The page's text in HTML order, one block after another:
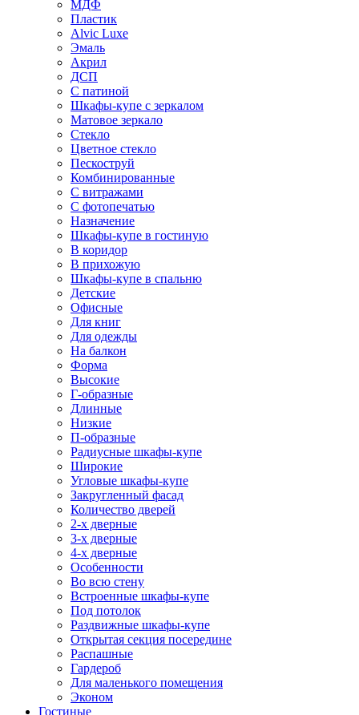
МДФ
Пластик
Alvic Luxe
Эмаль
Акрил
ДСП
С патиной
Шкафы-купе с зеркалом
Матовое зеркало
Стекло
Цветное стекло
Пескоструй
Комбинированные
С витражами
С фотопечатью
Назначение
Шкафы-купе в гостиную
В коридор
В прихожую
Шкафы-купе в спальню
Детские
Офисные
Для книг
Для одежды
На балкон
Форма
Высокие
Г-образные
Длинные
Низкие
П-образные
Радиусные шкафы-купе
Широкие
Угловые шкафы-купе
Закругленный фасад
Количество дверей
2-х дверные
3-х дверные
4-х дверные
Особенности
Во всю стену
Встроенные шкафы-купе
Под потолок
Раздвижные шкафы-купе
Открытая секция посередине
Распашные
Гардероб
Для маленького помещения
Эконом
Гостиные